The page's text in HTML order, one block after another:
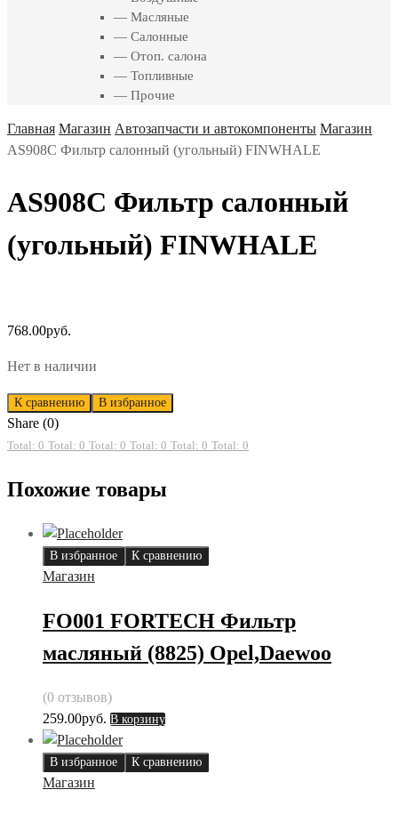
— Масляные
— Салонные
— Отоп. салона
— Топливные
— Прочие
Главная Магазин Автозапчасти и автокомпоненты Магазин
AS908C Фильтр салонный (угольный) FINWHALE
AS908C Фильтр салонный
(угольный) FINWHALE
768.00руб.
Нет в наличии
К сравнению В избранное
Share (0)
Total: 0 Total: 0 Total: 0 Total: 0 Total: 0 Total: 0
Похожие товары
В избранное К сравнению
Магазин
FO001 FORTECH Фильтр
масляный (8825) Opel,Daewoo
(0 отзывов)
259.00руб. В корзину
В избранное К сравнению
Магазин